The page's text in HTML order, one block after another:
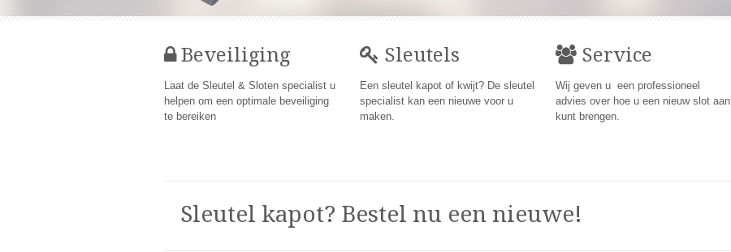
Beveiliging
Laat de Sleutel & Sloten specialist u
helpen om een optimale beveiliging
te bereiken
Sleutels
Een sleutel kapot of kwijt? De sleutel
specialist kan een nieuwe voor u
maken.
Service
Wij geven u een professioneel
advies over hoe u een nieuw slot aan
kunt brengen.
Sleutel kapot? Bestel nu een nieuwe!